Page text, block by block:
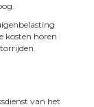
kosten horen
van het